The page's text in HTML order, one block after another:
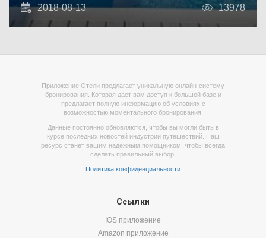
2018-08-13 13978
Приложение Отели предлагает уникальную онлайн-систему
бронирования. Которая дает вам доступ к большой базе и
предлагает полную информацию об условиях с
возможностью моментального бронирования.
Данные постоянно обновляются, чтобы вы могли быть в
курсе последних новостей индустрии путешествий. Наш
ресурс станет вашим надежным помощником, чтобы всегда
сделать правильный выбор.
Политика конфиденциальности
Ссылки
IOS приложение
Amazon приложение